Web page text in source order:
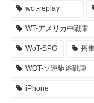
wot-replay
WT-アメリカ中戦車
WoT-SPG 搭
WOT-ソ連駆逐戦車
iPhone